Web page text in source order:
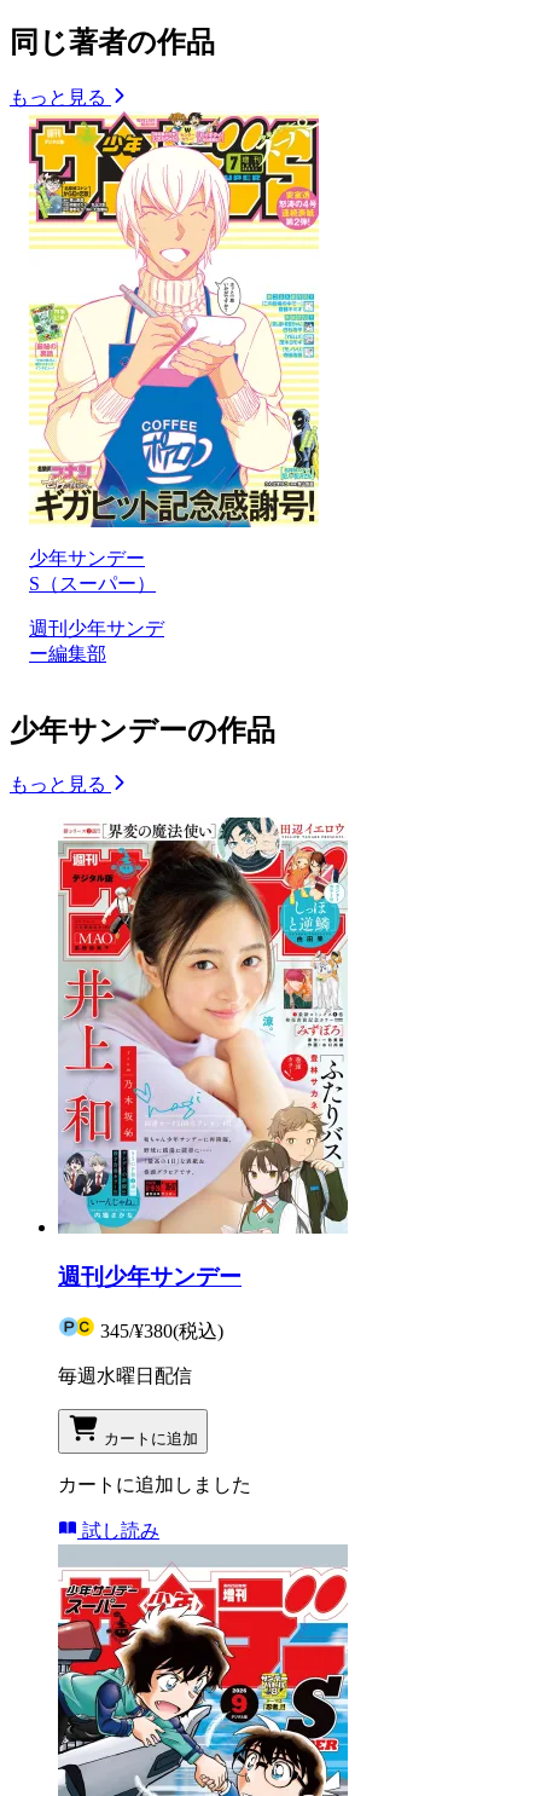
同じ著者の作品
もっと見る
少年サンデー
S（スーパー）
週刊少年サンデ
ー編集部
少年サンデーの作品
もっと見る
週刊少年サンデー
345/¥380(税込)
毎週水曜日配信
カートに追加
カートに追加しました
試し読み